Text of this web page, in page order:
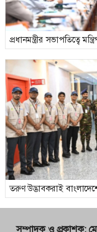
প্রধানমন্ত্রীর সভাপতিত্বে
তরুণ উদ্ভাবকরাই
সম্পাদক ও প্রকাশক: